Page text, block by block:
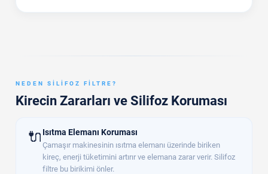
NEDEN SILIFOZ FILTRE?
Kirecin Zararları ve Silifoz Koruması
🔌 Isıtma Elemanı Koruması
Çamaşır makinesinin ısıtma elemanı üzerinde biriken
kireç, enerji tüketimini artırır ve elemana zarar verir. Silifoz
filtre bu birikimi önler.